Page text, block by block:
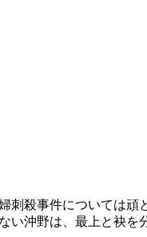
刺殺事件については
い沖野は、最上と袂